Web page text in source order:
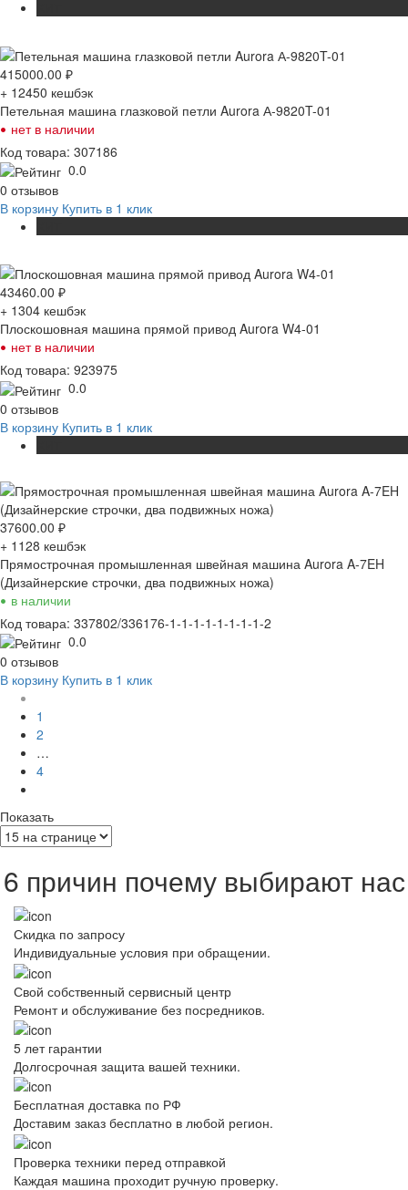
415000.00 ₽
+ 12450 кешбэк
Петельная машина глазковой петли Aurora А-9820T-01
• нет в наличии
Код товара: 307186
0.0
0 отзывов
В корзину Купить в 1 клик
43460.00 ₽
+ 1304 кешбэк
Плоскошовная машина прямой привод Aurora W4-01
• нет в наличии
Код товара: 923975
0.0
0 отзывов
В корзину Купить в 1 клик
37600.00 ₽
+ 1128 кешбэк
Прямострочная промышленная швейная машина Aurora A-7EH
(Дизайнерские строчки, два подвижных ножа)
• в наличии
Код товара: 337802/336176-1-1-1-1-1-1-1-1-2
0.0
0 отзывов
В корзину Купить в 1 клик
1
2
…
4
Показать
6 причин почему выбирают нас
Скидка по запросу
Индивидуальные условия при обращении.
Свой собственный сервисный центр
Ремонт и обслуживание без посредников.
5 лет гарантии
Долгосрочная защита вашей техники.
Бесплатная доставка по РФ
Доставим заказ бесплатно в любой регион.
Проверка техники перед отправкой
Каждая машина проходит ручную проверку.